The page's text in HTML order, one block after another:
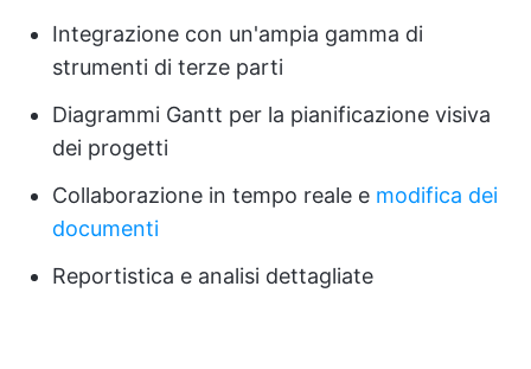
Integrazione con un'ampia gamma di
strumenti di terze parti
Diagrammi Gantt per la pianificazione visiva
dei progetti
Collaborazione in tempo reale e modifica dei
documenti
Reportistica e analisi dettagliate